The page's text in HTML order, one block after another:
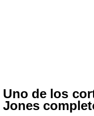
Uno de los
Jones